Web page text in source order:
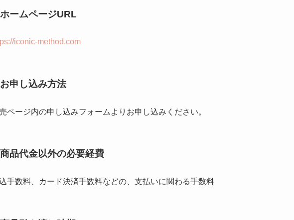
ホームページURL
iconic-method.com
お申し込み方法
ページ内の申し込みフォームよりお申し込みください。
商品代金以外の必要経費
手数料、カード決済手数料などの、支払いに関わる手数料